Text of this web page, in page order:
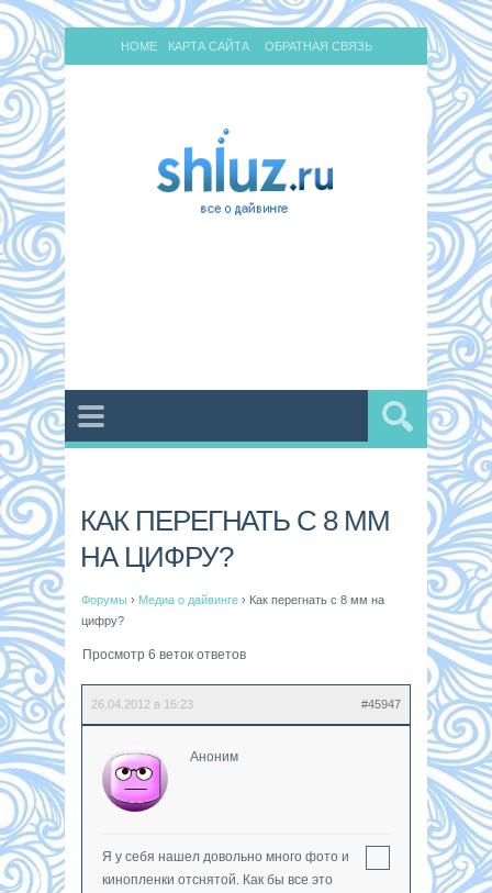
HOME КАРТА САЙТА ОБРАТНАЯ СВЯЗЬ
КАК ПЕРЕГНАТЬ С 8 ММ
НА ЦИФРУ?
Форумы › Медиа о дайвинге › Как перегнать с 8 мм на
цифру?
Просмотр 6 веток ответов
26.04.2012 в 16:23 #45947
Аноним
Я у себя нашел довольно много фото и
кинопленки отснятой. Как бы все это